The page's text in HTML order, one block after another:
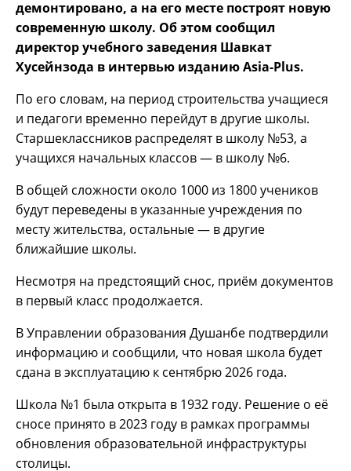
демонтировано, а на его месте построят новую
современную школу. Об этом сообщил
директор учебного заведения Шавкат
Хусейнзода в интервью изданию Asia-Plus.
По его словам, на период строительства учащиеся
и педагоги временно перейдут в другие школы.
Старшеклассников распределят в школу №53, а
учащихся начальных классов — в школу №6.
В общей сложности около 1000 из 1800 учеников
будут переведены в указанные учреждения по
месту жительства, остальные — в другие
ближайшие школы.
Несмотря на предстоящий снос, приём документов
в первый класс продолжается.
В Управлении образования Душанбе подтвердили
информацию и сообщили, что новая школа будет
сдана в эксплуатацию к сентябрю 2026 года.
Школа №1 была открыта в 1932 году. Решение о её
сносе принято в 2023 году в рамках программы
обновления образовательной инфраструктуры
столицы.